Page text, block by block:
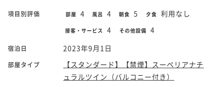
項目別評価 部屋 4 風呂 4 朝食 5 夕食 利用なし
接客・サービス 4 その他設備 4
宿泊日 2023年9月1日
部屋タイプ
【スタンダード】【禁煙】スーペリアナチ
ュラルツイン（バルコニー付き）